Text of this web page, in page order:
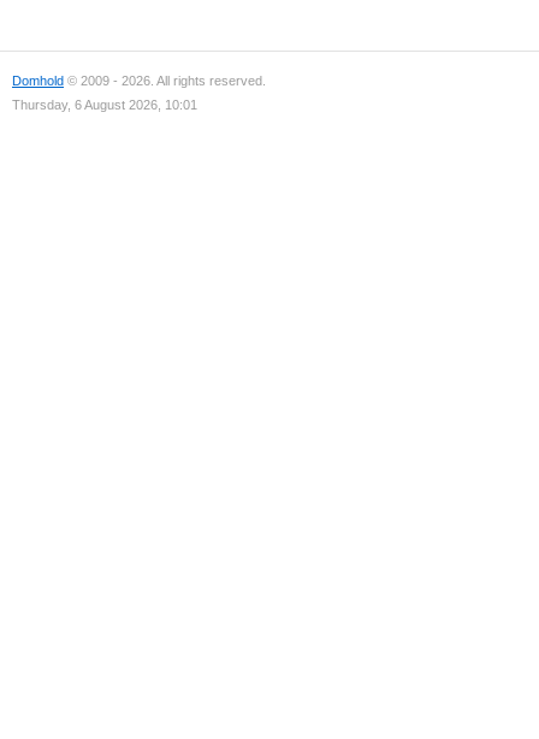
Domhold © 2009 - 2026. All rights reserved.
Thursday, 6 August 2026, 10:01